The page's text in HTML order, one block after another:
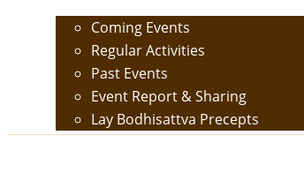
Coming Events
Regular Activities
Past Events
Event Report & Sharing
Lay Bodhisattva Precepts